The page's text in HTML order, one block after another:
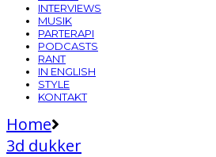
INTERVIEWS
MUSIK
PARTERAPI
PODCASTS
RANT
IN ENGLISH
STYLE
KONTAKT
Home
3d dukker